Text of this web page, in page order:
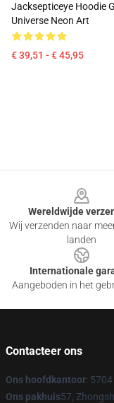
Jacksepticeye Hoodie
Universe Neon Art
€ 39,51 - € 45,95
Wereldwijde
Wij verzenden naar
landen
Internationale
Aangeboden in het
Contacteer ons
Ons hoofdkantoor:
Ons pakhuis57,